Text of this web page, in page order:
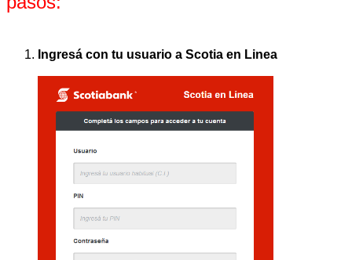
Ingresá con tu usuario a Scotia en Linea